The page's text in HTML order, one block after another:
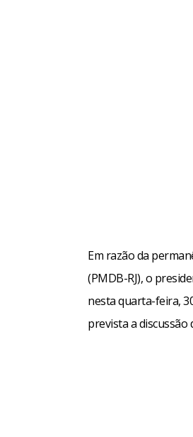
Em razão da
(PMDB-RJ), o
nesta quarta-feira,
prevista a discussão